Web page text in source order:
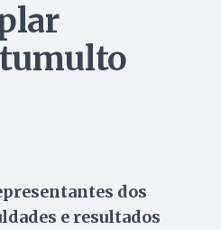
tumulto
dos
e resultados